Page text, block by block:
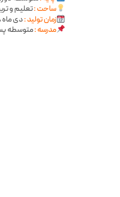
ساحت :تعليم و
زمان تولید :دی ماه ۹۸
مدرسه :متوسطه